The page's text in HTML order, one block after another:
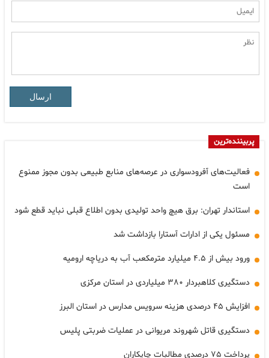
ارسال
پربیننده‌ترین
فعالیت‌های آفرودسواری در عرصه‌های منابع طبیعی بدون مجوز ممنوع
است
استاندار تهران: برق هیچ واحد تولیدی بدون اطلاع قبلی نباید قطع شود
مسئول یکی از ادارات آستارا بازداشت شد
ورود بیش از ۴.۵ میلیارد مترمکعب آب به دریاچه ارومیه
دستگیری کلاهبردار ۳۸۰ میلیاردی در استان مرکزی
افزایش ۴۵ درصدی هزینه سرویس مدارس در استان البرز
دستگیری قاتل شهروند مریوانی در عملیات ضربتی پلیس
پرداخت ۷۵ درصدی مطالبات چایکاران